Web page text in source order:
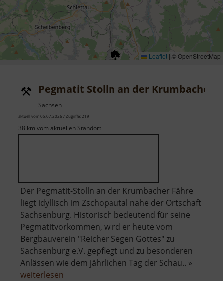
Leaflet | © OpenStreetMap
Pegmatit Stolln an der Krumbacher
Sachsen
aktuell vom 05.07.2026 / Zugriffe: 219
38 km vom aktuellen Standort
Der Pegmatit-Stolln an der Krumbacher Fähre
liegt idyllisch im Zschopautal nahe der Ortschaft
Sachsenburg. Historisch bedeutend für seine
Pegmatitvorkommen, wird er heute vom
Bergbauverein "Reicher Segen Gottes" zu
Sachsenburg e.V. gepflegt und zu besonderen
Anlässen wie dem jährlichen Tag der Schau.. »
weiterlesen